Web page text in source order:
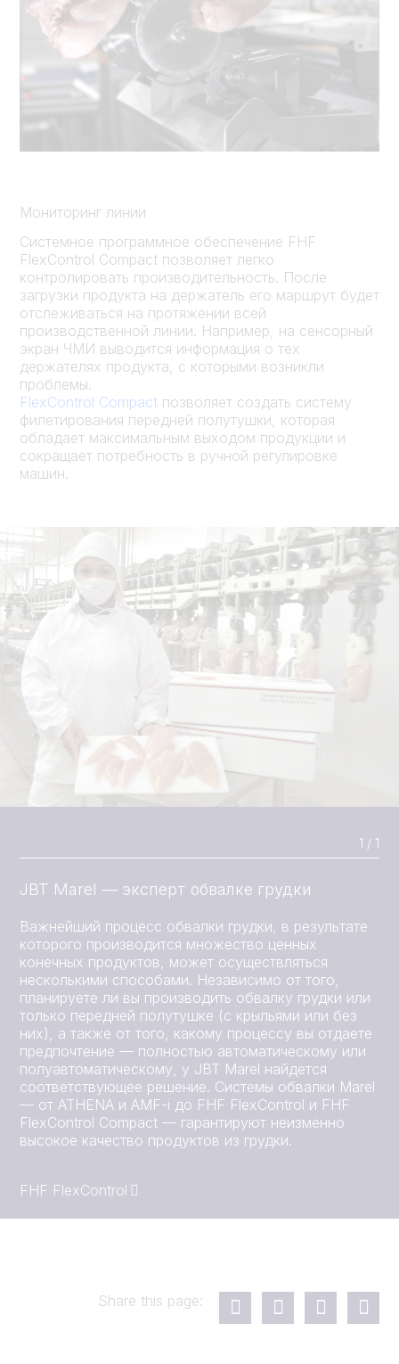
Мониторинг линии
Системное программное обеспечение FHF
FlexControl Compact позволяет легко
контролировать производительность. После
загрузки продукта на держатель его маршрут будет
отслеживаться на протяжении всей
производственной линии. Например, на сенсорный
экран ЧМИ выводится информация о тех
держателях продукта, с которыми возникли
проблемы.
FlexControl Compact позволяет создать систему
филетирования передней полутушки, которая
обладает максимальным выходом продукции и
сокращает потребность в ручной регулировке
машин.
1 / 1
JBT Marel — эксперт обвалке грудки
Важнейший процесс обвалки грудки, в результате
которого производится множество ценных
конечных продуктов, может осуществляться
несколькими способами. Независимо от того,
планируете ли вы производить обвалку грудки или
только передней полутушке (с крыльями или без
них), а также от того, какому процессу вы отдаете
предпочтение — полностью автоматическому или
полуавтоматическому, у JBT Marel найдется
соответствующее решение. Системы обвалки Marel
— от ATHENA и AMF-i до FHF FlexControl и FHF
FlexControl Compact — гарантируют неизменно
высокое качество продуктов из грудки.
FHF FlexControl
Share this page: